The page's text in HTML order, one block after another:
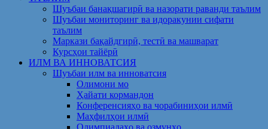
Шуъбаи банақшагирӣ ва назорати раванди таълим
Шуъбаи мониторинг ва идоракунии сифати
таълим
Маркази бақайдгирӣ, тестӣ ва машварат
Курсҳои тайёрӣ
ИЛМ ВА ИННОВАТСИЯ
Шуъбаи илм ва инноватсия
Олимони мо
Ҳайати кормандон
Конференсияҳо ва чорабиниҳои илмӣ
Маҳфилҳои илмӣ
Олимпиадаҳо ва озмунҳо